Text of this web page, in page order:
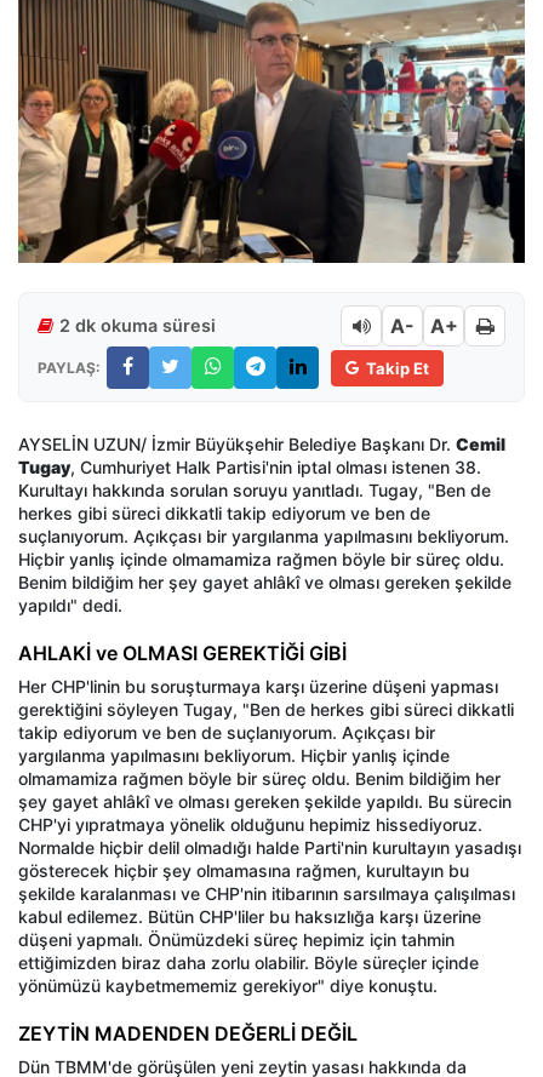
2 dk okuma süresi A- A+
PAYLAŞ: Takip Et
AYSELİN UZUN/ İzmir Büyükşehir Belediye Başkanı Dr. Cemil
Tugay, Cumhuriyet Halk Partisi'nin iptal olması istenen 38.
Kurultayı hakkında sorulan soruyu yanıtladı. Tugay, "Ben de
herkes gibi süreci dikkatli takip ediyorum ve ben de
suçlanıyorum. Açıkçası bir yargılanma yapılmasını bekliyorum.
Hiçbir yanlış içinde olmamamiza rağmen böyle bir süreç oldu.
Benim bildiğim her şey gayet ahlâkî ve olması gereken şekilde
yapıldı" dedi.
AHLAKİ ve OLMASI GEREKTİĞİ GİBİ
Her CHP'linin bu soruşturmaya karşı üzerine düşeni yapması
gerektiğini söyleyen Tugay, "Ben de herkes gibi süreci dikkatli
takip ediyorum ve ben de suçlanıyorum. Açıkçası bir
yargılanma yapılmasını bekliyorum. Hiçbir yanlış içinde
olmamamiza rağmen böyle bir süreç oldu. Benim bildiğim her
şey gayet ahlâkî ve olması gereken şekilde yapıldı. Bu sürecin
CHP'yi yıpratmaya yönelik olduğunu hepimiz hissediyoruz.
Normalde hiçbir delil olmadığı halde Parti'nin kurultayın yasadışı
gösterecek hiçbir şey olmamasına rağmen, kurultayın bu
şekilde karalanması ve CHP'nin itibarının sarsılmaya çalışılması
kabul edilemez. Bütün CHP'liler bu haksızlığa karşı üzerine
düşeni yapmalı. Önümüzdeki süreç hepimiz için tahmin
ettiğimizden biraz daha zorlu olabilir. Böyle süreçler içinde
yönümüzü kaybetmememiz gerekiyor" diye konuştu.
ZEYTİN MADENDEN DEĞERLİ DEĞİL
Dün TBMM'de görüşülen yeni zeytin yasası hakkında da